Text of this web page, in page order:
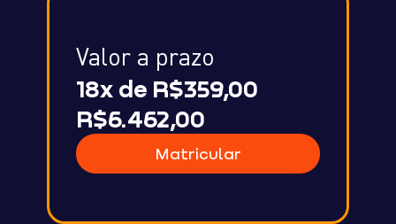
Valor a prazo
18x de R$359,00
R$6.462,00
Matricular